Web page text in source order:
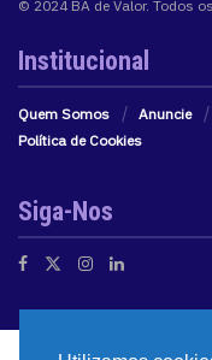
© 2024 BA de Valor. Todos
Institucional
Quem Somos Anuncie
Política de Cookies
Siga-Nos